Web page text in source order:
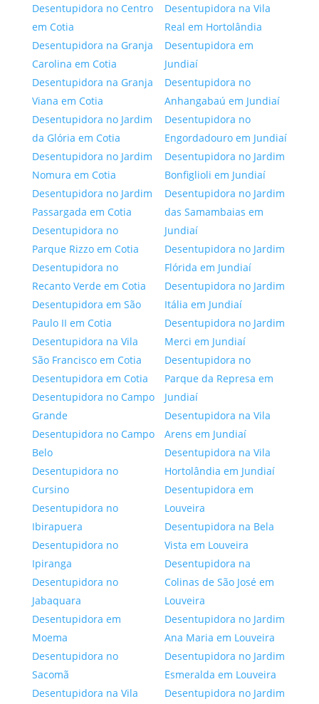
Desentupidora no Centro
em Cotia
Desentupidora na Granja
Carolina em Cotia
Desentupidora na Granja
Viana em Cotia
Desentupidora no Jardim
da Glória em Cotia
Desentupidora no Jardim
Nomura em Cotia
Desentupidora no Jardim
Passargada em Cotia
Desentupidora no
Parque Rizzo em Cotia
Desentupidora no
Recanto Verde em Cotia
Desentupidora em São
Paulo II em Cotia
Desentupidora na Vila
São Francisco em Cotia
Desentupidora em Cotia
Desentupidora no Campo
Grande
Desentupidora no Campo
Belo
Desentupidora no
Cursino
Desentupidora no
Ibirapuera
Desentupidora no
Ipiranga
Desentupidora no
Jabaquara
Desentupidora em
Moema
Desentupidora no
Sacomã
Desentupidora na Vila
Desentupidora na Vila
Real em Hortolândia
Desentupidora em
Jundiaí
Desentupidora no
Anhangabaú em Jundiaí
Desentupidora no
Engordadouro em Jundiaí
Desentupidora no Jardim
Bonfiglioli em Jundiaí
Desentupidora no Jardim
das Samambaias em
Jundiaí
Desentupidora no Jardim
Flórida em Jundiaí
Desentupidora no Jardim
Itália em Jundiaí
Desentupidora no Jardim
Merci em Jundiaí
Desentupidora no
Parque da Represa em
Jundiaí
Desentupidora na Vila
Arens em Jundiaí
Desentupidora na Vila
Hortolândia em Jundiaí
Desentupidora em
Louveira
Desentupidora na Bela
Vista em Louveira
Desentupidora na
Colinas de São José em
Louveira
Desentupidora no Jardim
Ana Maria em Louveira
Desentupidora no Jardim
Esmeralda em Louveira
Desentupidora no Jardim